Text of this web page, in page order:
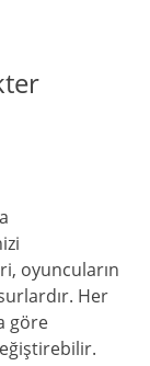
oyuncuların
Her
göre